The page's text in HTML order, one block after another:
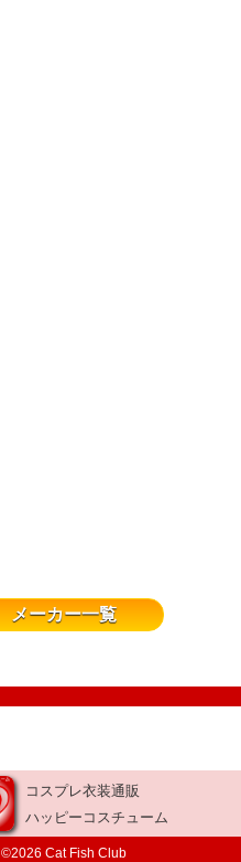
メーカー一覧
コスプレ衣装通販
ハッピーコスチューム
©2026 Cat Fish Club